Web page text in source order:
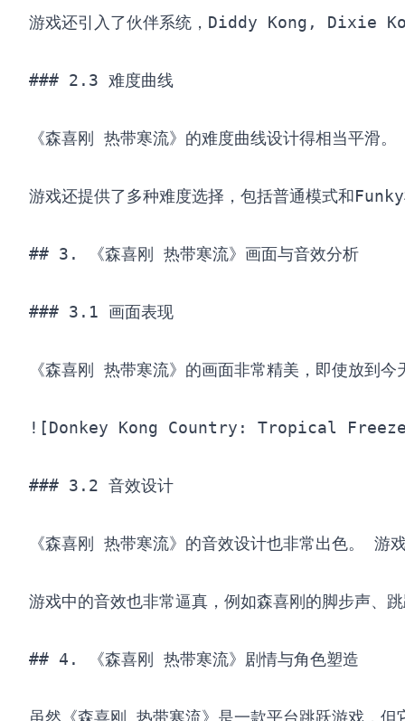
游戏还引入了伙伴系统，Diddy Kong, Dixie
### 2.3 难度曲线
《森喜刚 热带寒流》的难度曲线设计得相当平滑
游戏还提供了多种难度选择，包括普通模式和
## 3. 《森喜刚 热带寒流》画面与音效分析
### 3.1 画面表现
《森喜刚 热带寒流》的画面非常精美，即使放
![Donkey Kong Country: Tropical
### 3.2 音效设计
《森喜刚 热带寒流》的音效设计也非常出色。
游戏中的音效也非常逼真，例如森喜刚的脚步声、
## 4. 《森喜刚 热带寒流》剧情与角色塑造
虽然《森喜刚 热带寒流》是一款平台跳跃游戏，